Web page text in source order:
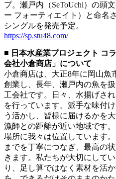
プ。瀬戸内（SeToUchi）の頭
ー フォーティエイト）と命名
シングルを発売予定。
https://sp.stu48.com/
■ 日本水産業プロジェクト コ
会社小倉商店」について
小倉商店は、大正8年に岡山魚
創業し、長年、瀬戸内の魚を
工会社です。日々、水揚げさ
を行っています。派手な味付
う活かし、皆様に届けるかを
漁師との距離が近い地域です
場所に我々は位置しています
までを丁寧につなぎ、最高の
きます。私たちが大切にして
り、足し算ではなく素材を活